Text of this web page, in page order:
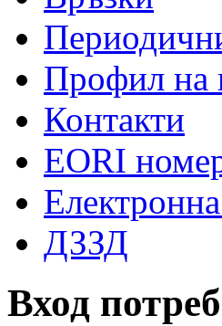
Профил на
Контакти
EORI
ДЗЗД
Вход